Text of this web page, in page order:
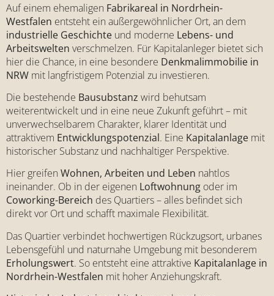
Auf einem ehemaligen Fabrikareal in Nordrhein-
Westfalen entsteht ein außergewöhnlicher Ort, an dem
industrielle Geschichte und moderne Lebens- und
Arbeitswelten verschmelzen. Für Kapitalanleger bietet sich
hier die Chance, in eine besondere Denkmalimmobilie in
NRW mit langfristigem Potenzial zu investieren.
Die bestehende Bausubstanz wird behutsam
weiterentwickelt und in eine neue Zukunft geführt – mit
unverwechselbarem Charakter, klarer Identität und
attraktivem Entwicklungspotenzial. Eine Kapitalanlage mit
historischer Substanz und nachhaltiger Perspektive.
Hier greifen Wohnen, Arbeiten und Leben nahtlos
ineinander. Ob in der eigenen Loftwohnung oder im
Coworking-Bereich des Quartiers – alles befindet sich
direkt vor Ort und schafft maximale Flexibilität.
Das Quartier verbindet hochwertigen Rückzugsort, urbanes
Lebensgefühl und naturnahe Umgebung mit besonderem
Erholungswert. So entsteht eine attraktive Kapitalanlage in
Nordrhein-Westfalen mit hoher Anziehungskraft.